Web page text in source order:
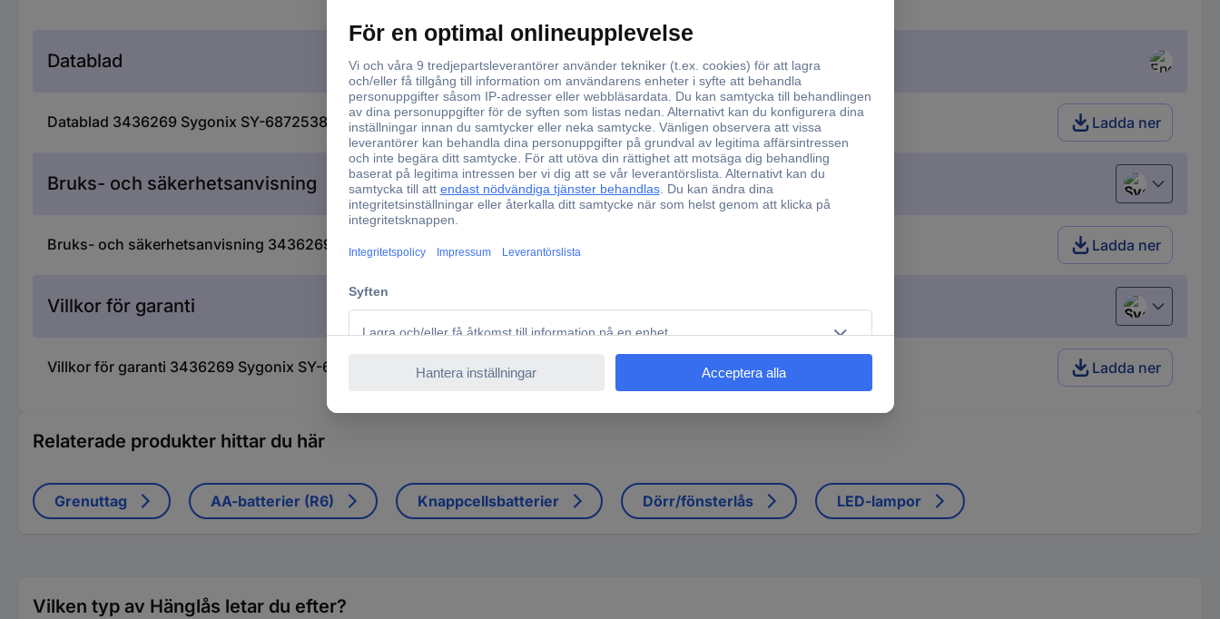
Datablad
Datablad 3436269 Sygonix SY-6872538 Polyamid Röd 1 st Ladda ner
Bruks- och säkerhetsanvisning Svenska
Bruks- och säkerhetsanvisning 3436269 Sygonix SY-6872538 Polyamid Röd 1 st Ladda ner
Villkor för garanti Svenska
Villkor för garanti 3436269 Sygonix SY-6872538 Polyamid Röd 1 st Ladda ner
Relaterade produkter hittar du här
Grenuttag AA-batterier (R6) Knappcellsbatterier Dörr/fönsterlås LED-lampor
Vilken typ av Hänglås letar du efter?